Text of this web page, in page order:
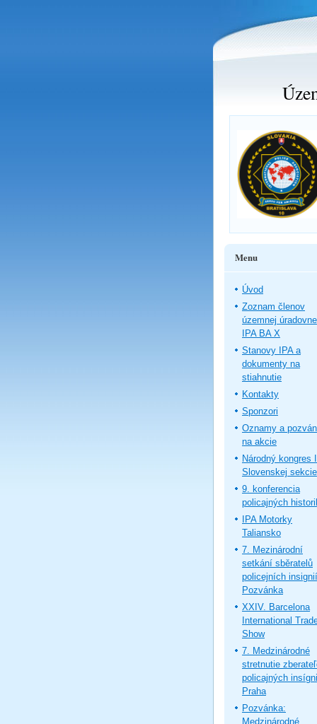
Menu
Úvod
Zoznam členov
územnej úradovne
IPA BA X
Stanovy IPA a
dokumenty na
stiahnutie
Kontakty
Sponzori
Oznamy a
na akcie
Národný kongres
Slovenskej sekcie
9. konferencia
policajných
IPA Motorky
Taliansko
7. Mezinárodní
setkání sběratelů
policejních
Pozvánka
XXIV. Barcelona
International
Show
7. Medzinárodné
stretnutie
policajných
Praha
Pozvánka:
Medzinárodné